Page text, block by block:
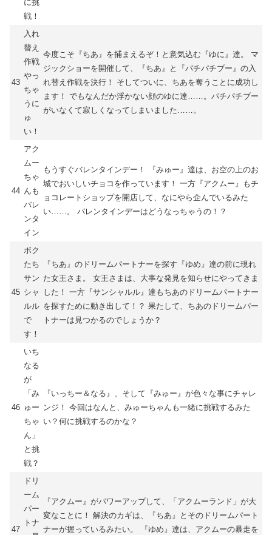
に挑
戦！
43
入れ
替え
作戦
やっ
ちゃ
うに
ゅ
い！
今度こそ『ちあ』を捕まえるぞ！と意気込む『ゆに』達。 マ
ジックショーを開催して、『ちあ』と『パチパチブー』の入
れ替え作戦を決行！ そしてついに、ちあを奪うことに成功し
ます！ でもなんだか浮かない顔のゆに達……。パチパチブー
がいなくて寂しくなってしまいました……。
44
アク
ムー
ちゃ
んも
バレ
ンタ
イン
もうすぐバレンタインデー！ 『みゅー』達は、お空の上のお
城でおいしいチョコを作っています！ 一方『アクムー』もチ
ョコレートショップを開店して、なにやら企んでいるみた
い……。 バレンタインデーはどうなっちゃうの！？
45
ボク
たち
サン
シャ
ルル
で
す！
『ちあ』のドリームパートナーを探す『ゆめ』達の前に現れ
た女王さま。 女王さまは、大事な発見を知らせにやってきま
した！ 一方『サンシャルル』達もちあのドリームパートナー
を探すために動き出して！？ 果たして、ちあのドリームパー
トナーは見つかるのでしょうか？
46
いち
なる
が
「み
ゅー
ちゃ
ん」
と挑
戦？
『いっちー＆なる』、そして『みゅー』が色々な事にチャレ
ンジ！ 今回はなんと、みゅーちゃんも一緒に挑戦するみた
い？何に挑戦するのかな？
47
ドリ
ーム
パー
トナ
『アクムー』がパワーアップして、「アクムーランド」が大
変なことに！ 解決のカギは、『ちあ』とそのドリームパート
ナーが握っているみたい。 『ゆめ』達は、アクムーの暴走を